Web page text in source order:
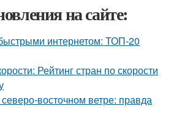
на сайте:
интернетом: ТОП-20
Рейтинг стран по скорости
восточном ветре: правда